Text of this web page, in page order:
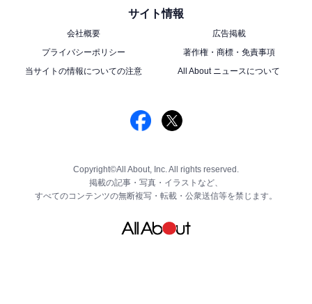
サイト情報
会社概要
広告掲載
プライバシーポリシー
著作権・商標・免責事項
当サイトの情報についての注意
All About ニュースについて
Copyright©All About, Inc. All rights reserved.
掲載の記事・写真・イラストなど、
すべてのコンテンツの無断複写・転載・公衆送信等を禁じます。